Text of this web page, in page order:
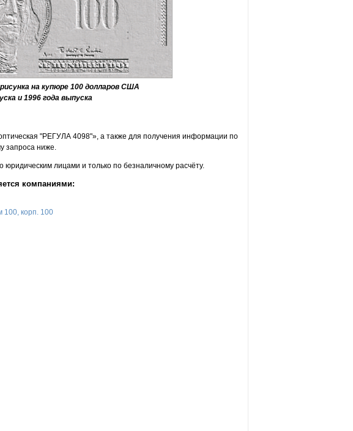
на купюре 100 долларов США
и 1996 года выпуска
"РЕГУЛА 4098"», а также для получения информации по
запроса ниже.
лицами и только по безналичному расчёту.
компаниями:
100, корп. 100